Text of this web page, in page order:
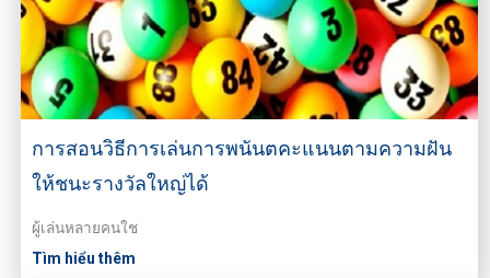
การสอนวิธีการเล่นการพนันตคะแนนตามความฝัน
ให้ชนะรางวัลใหญ่ได้
ผู้เล่นหลายคนใช
Tìm hiểu thêm